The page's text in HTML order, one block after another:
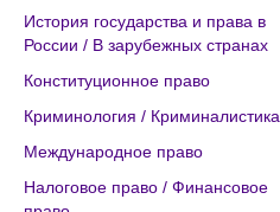
История государства и права в
России / В зарубежных странах
Конституционное право
Криминология / Криминалистика
Международное право
Налоговое право / Финансовое